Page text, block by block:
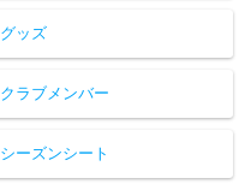
グッズ
クラブメンバー
シーズンシート